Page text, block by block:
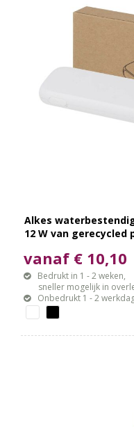
Alkes
12 W van
vanaf € 10,10
Bedrukt in 1 - 2 weken,
sneller mogelijk in
Onbedrukt 1 - 2